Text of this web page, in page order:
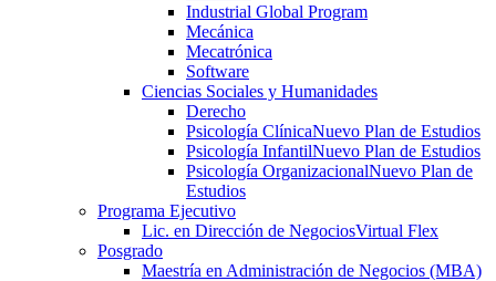
Industrial Global Program
Mecánica
Mecatrónica
Software
Ciencias Sociales y Humanidades
Derecho
Psicología ClínicaNuevo Plan de Estudios
Psicología InfantilNuevo Plan de Estudios
Psicología OrganizacionalNuevo Plan de
Estudios
Programa Ejecutivo
Lic. en Dirección de NegociosVirtual Flex
Posgrado
Maestría en Administración de Negocios (MBA)